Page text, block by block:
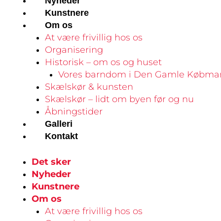
Kunstnere
Om os
At være frivillig hos os
Organisering
Historisk – om os og huset
Vores barndom i Den Gamle
Skælskør & kunsten
Skælskør – lidt om byen før og nu
Åbningstider
Galleri
Kontakt
Det sker
Nyheder
Kunstnere
Om os
At være frivillig hos os